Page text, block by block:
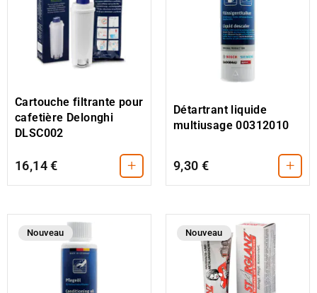
Cartouche filtrante pour
cafetière Delonghi
DLSC002
16,14 € +
Détartrant liquide
multiusage 00312010
9,30 € +
Nouveau Nouveau